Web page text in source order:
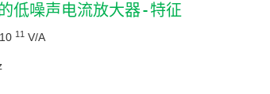
低噪声电流放大器-特征
11V/A